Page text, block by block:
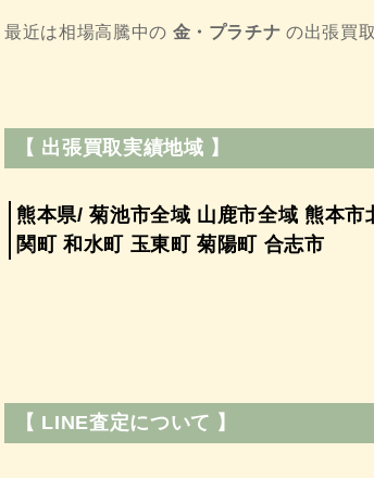
最近は相場高騰中の 金・プラチナの出張買
【 出張買取実績地域 】
熊本県/ 菊池市全域 山鹿市全域 熊本
関町 和水町 玉東町 菊陽町 合志市
【 LINE査定について 】